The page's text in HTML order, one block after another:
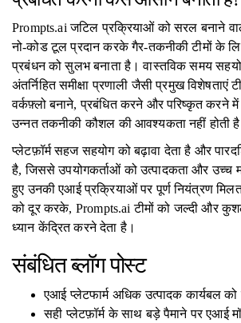
Prompts.ai जटिल प्रक्रियाओं को सरल बनाने
नो-कोड टूल प्रदान करके गैर-तकनीकी टीमों के
प्रबंधन को सुलभ बनाता है। वास्तविक समय
अंतर्निहित समीक्षा प्रणाली जैसी प्रमुख विशेषताएं
वर्कफ़्लो बनाने, प्रबंधित करने और परिष्कृत करने में
उन्नत तकनीकी कौशल की आवश्यकता नहीं होती
प्लेटफ़ॉर्म सहज सहयोग को बढ़ावा देता है और
है, जिससे उपयोगकर्ताओं को उत्पादकता और उच्च
हुए उनकी एआई प्रक्रियाओं पर पूर्ण नियंत्रण
को दूर करके, Prompts.ai टीमों को जल्दी और
ध्यान केंद्रित करने देता है।
संबंधित ब्लॉग पोस्ट
एआई प्लेटफार्म अधिक उत्पादक कार्यबल
सही प्लेटफ़ॉर्म के साथ बड़े पैमाने पर एआई